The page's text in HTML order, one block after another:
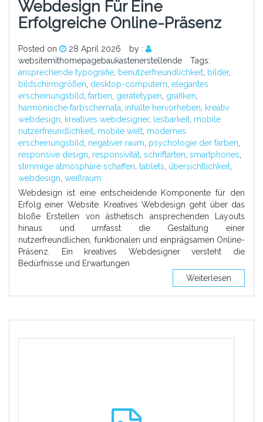
Webdesign Für Eine
Erfolgreiche Online-Präsenz
Posted on 28 April 2026
by :
websitemithomepagebaukastenerstellende
Tags:
ansprechende typografie, benutzerfreundlichkeit, bilder,
bildschirmgrößen, desktop-computern, elegantes
erscheinungsbild, farben, gerätetypen, grafiken,
harmonische farbschemata, inhalte hervorheben, kreativ
webdesign, kreatives webdesigner, lesbarkeit, mobile
nutzerfreundlichkeit, mobile welt, modernes
erscheinungsbild, negativer raum, psychologie der farben,
responsive design, responsivität, schriftarten, smartphones,
stimmige atmosphäre schaffen, tablets, übersichtlichkeit,
webdesign, weißraum
Webdesign ist eine entscheidende Komponente für den
Erfolg einer Website. Kreatives Webdesign geht über das
bloße Erstellen von ästhetisch ansprechenden Layouts
hinaus und umfasst die Gestaltung einer
nutzerfreundlichen, funktionalen und einprägsamen Online-
Präsenz. Ein kreatives Webdesigner versteht die
Bedürfnisse und Erwartungen
Weiterlesen